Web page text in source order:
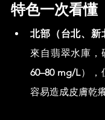
特色一次看懂
北部（台北、新
60–80 mg/L），
容易造成皮膚乾